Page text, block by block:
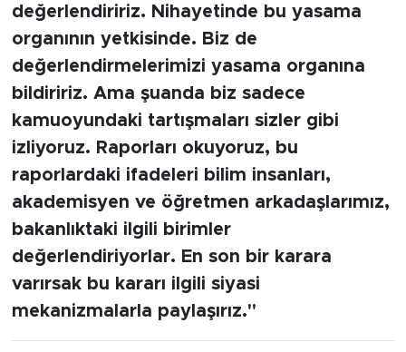
değerlendiririz. Nihayetinde bu yasama
organının yetkisinde. Biz de
değerlendirmelerimizi yasama organına
bildiririz. Ama şuanda biz sadece
kamuoyundaki tartışmaları sizler gibi
izliyoruz. Raporları okuyoruz, bu
raporlardaki ifadeleri bilim insanları,
akademisyen ve öğretmen arkadaşlarımız,
bakanlıktaki ilgili birimler
değerlendiriyorlar. En son bir karara
varırsak bu kararı ilgili siyasi
mekanizmalarla paylaşırız."